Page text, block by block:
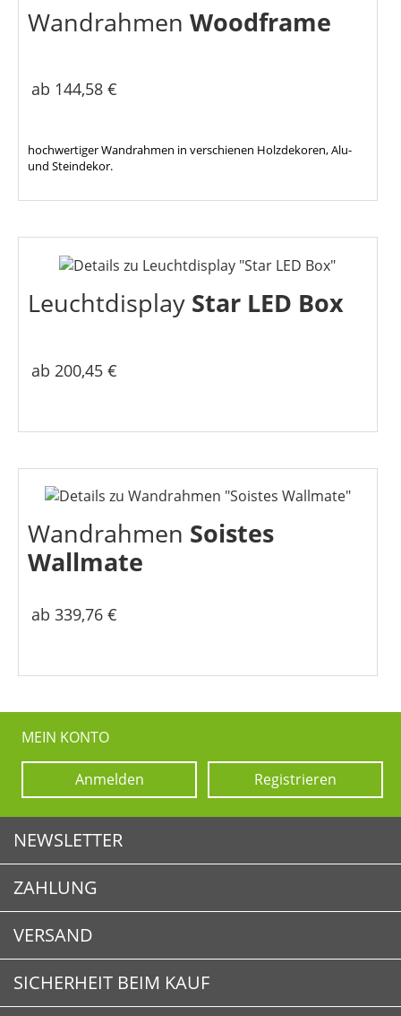
Wandrahmen Woodframe
ab 144,58 €
hochwertiger Wandrahmen in verschienen Holzdekoren, Alu-
und Steindekor.
Leuchtdisplay Star LED Box
ab 200,45 €
Wandrahmen Soistes
Wallmate
ab 339,76 €
MEIN KONTO
Registrieren
Anmelden
NEWSLETTER
Newsletter abonnieren
Newsletter abbestellen
ZAHLUNG
VERSAND
SICHERHEIT BEIM KAUF